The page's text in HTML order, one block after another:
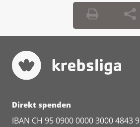
Direkt spenden
IBAN CH 95 0900 0000 3000 4843 9